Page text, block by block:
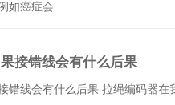
如癌症会......
接错线会有什么后果
错线会有什么后果 拉绳编码器